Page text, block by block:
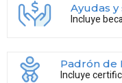
Ayudas
Incluye
Padrón de
Incluye